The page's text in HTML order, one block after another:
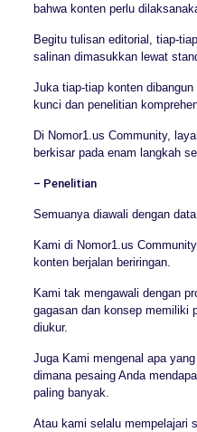
bahwa konten perlu
Begitu tulisan editorial, tiap-
salinan dimasukkan lewat
Juka tiap-tiap konten
kunci dan penelitian
Di Nomor1.us Community,
berkisar pada enam langkah
– Penelitian
Semuanya diawali dengan data.
Kami di Nomor1.us
konten berjalan beriringan.
Kami tak mengawali dengan
gagasan dan konsep memiliki
diukur.
Juga Kami mengenal apa
dimana pesaing Anda
paling banyak.
Atau kami selalu mempelajari